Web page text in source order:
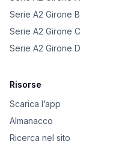
Serie A2 Girone B
Serie A2 Girone C
Serie A2 Girone D
Risorse
Scarica l’app
Almanacco
Ricerca nel sito